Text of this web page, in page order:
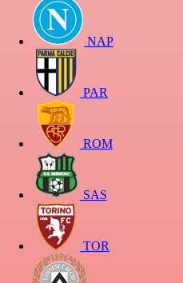
NAP
PAR
ROM
SAS
TOR